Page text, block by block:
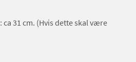
ca 31 cm. (Hvis dette skal være